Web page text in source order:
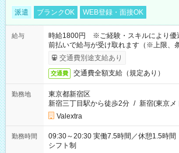
派遣 ブランクOK WEB登録・面接OK
給与
時給1800円 ※ご経験・スキルにより優
前払いで給与が受け取れます（※上限、
交通費別途支給あり
交通費 交通費全額支給（規定あり）
勤務地
東京都新宿区
新宿三丁目駅から徒歩2分 / 新宿(東京メ
Valextra
勤務時間
09:30～20:30 実働7.5時間／休憩1.5時間 営業時間に合わせた
シフト制